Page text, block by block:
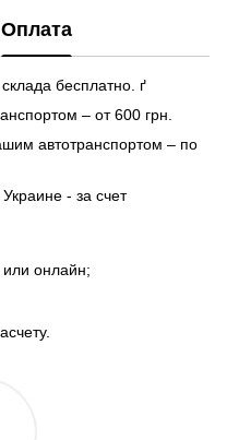
Оплата
бесплатно. ґ
– от 600 грн.
автотранспортом – по
- за счет
или онлайн;